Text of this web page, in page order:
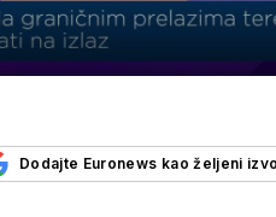
Dodajte Euronews kao željeni